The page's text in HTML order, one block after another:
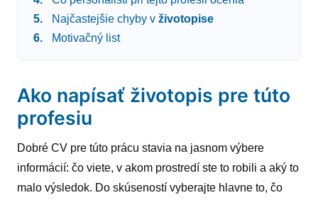
Najčastejšie chyby v životopise
Motivačný list
Ako napísať životopis pre túto
profesiu
Dobré CV pre túto prácu stavia na jasnom výbere
informácií: čo viete, v akom prostredí ste to robili a aký to
malo výsledok. Do skúseností vyberajte hlavne to, čo